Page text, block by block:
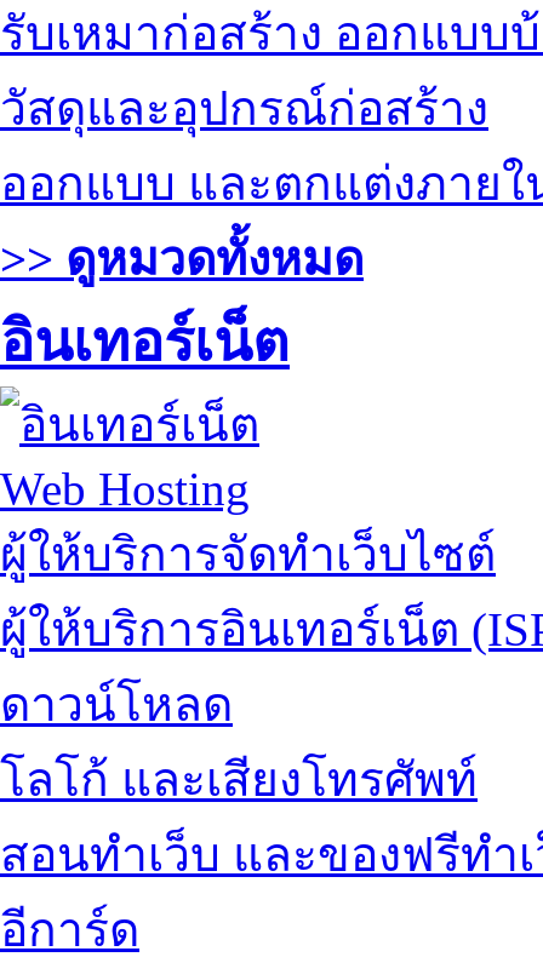
รับเหมาก่อสร้าง ออกแบบ
วัสดุและอุปกรณ์ก่อสร้าง
ออกแบบ และตกแต่งภายใ
>> ดูหมวดทั้งหมด
อินเทอร์เน็ต
Web Hosting
ผู้ให้บริการจัดทำเว็บไซต์
ผู้ให้บริการอินเทอร์เน็ต
ดาวน์โหลด
โลโก้ และเสียงโทรศัพท์
สอนทำเว็บ และของฟรีทำ
อีการ์ด